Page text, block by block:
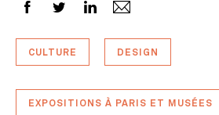
CULTURE DESIGN
EXPOSITIONS À PARIS ET MUSÉES